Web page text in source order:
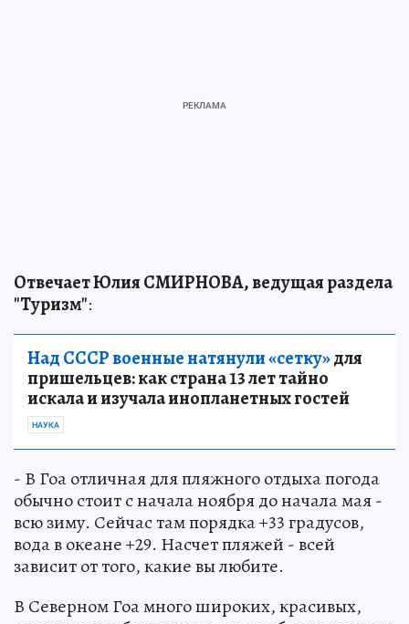
Отвечает Юлия СМИРНОВА, ведущая раздела
"Туризм":
Над СССР военные натянули «сетку»для
пришельцев: как страна 13 лет тайно
искала и изучала инопланетных гостей
НАУКА
- В Гоа отличная для пляжного отдыха погода
обычно стоит с начала ноября до начала мая -
всю зиму. Сейчас там порядка +33 градусов,
вода в океане +29. Насчет пляжей - всей
зависит от того, какие вы любите.
В Северном Гоа много широких, красивых,